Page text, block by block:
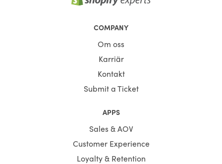
COMPANY
Om oss
Karriär
Kontakt
Submit a Ticket
APPS
Sales & AOV
Customer Experience
Loyalty & Retention